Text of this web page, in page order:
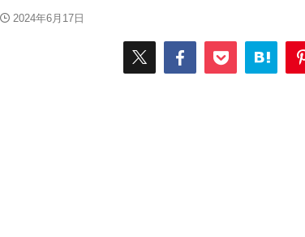
2024年6月17日